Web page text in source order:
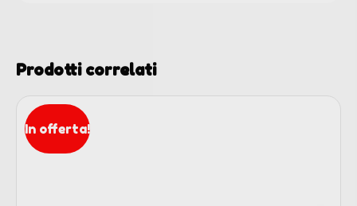
Prodotti correlati
In offerta!